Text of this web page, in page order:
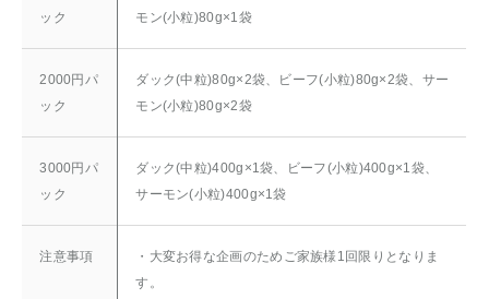
ック
モン(小粒)80g×1袋
2000円パ
ック
ダック(中粒)80g×2袋、ビーフ(小粒)80g×2袋、サー
モン(小粒)80g×2袋
3000円パ
ック
ダック(中粒)400g×1袋、ビーフ(小粒)400g×1袋、
サーモン(小粒)400g×1袋
注意事項
・大変お得な企画のためご家族様1回限りとなりま
す。